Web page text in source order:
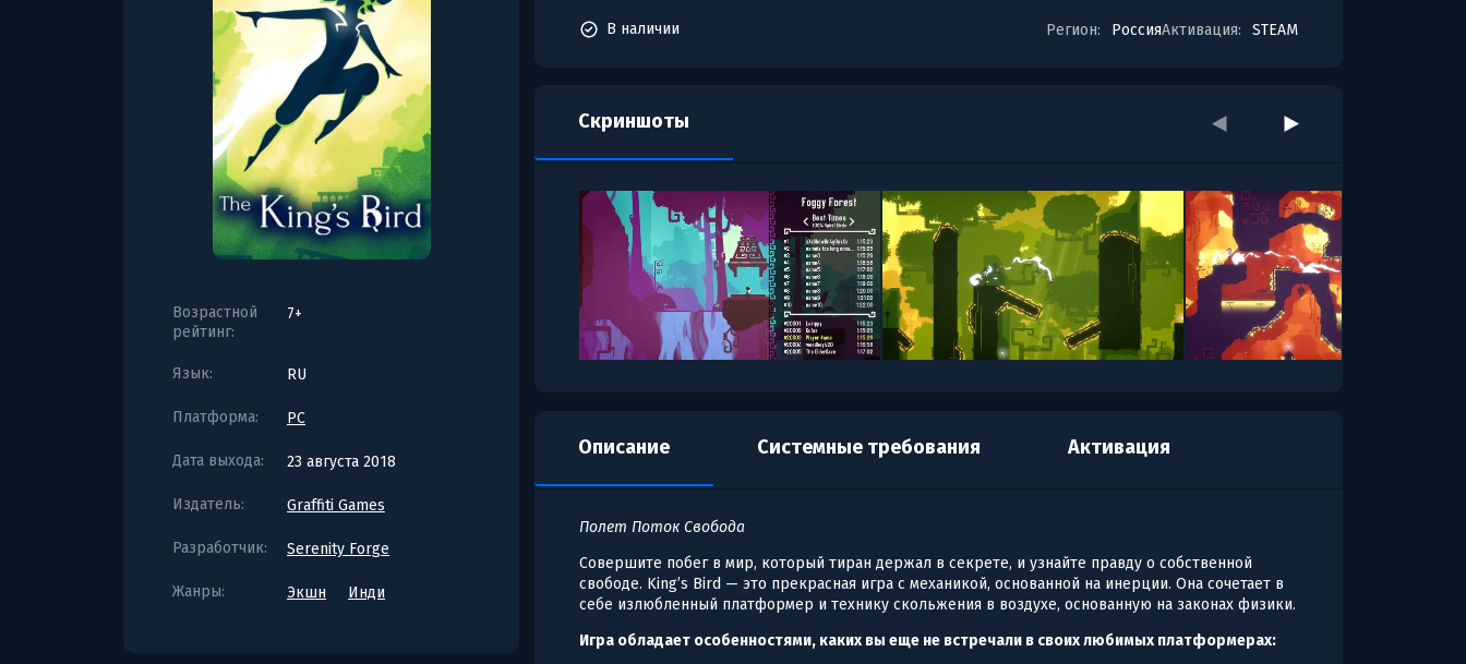
Возрастной
рейтинг:
7+
Язык: RU
Платформа: PC
Дата выхода: 23 августа 2018
Издатель: Graffiti Games
Разработчик: Serenity Forge
Жанры: Экшн Инди
Регион: РоссияАктивация: STEAM
В наличии
Скриншоты
Описание Системные требования Активация
Полет Поток Свобода
Совершите побег в мир, который тиран держал в секрете, и узнайте правду о собственной
свободе. King’s Bird — это прекрасная игра с механикой, основанной на инерции. Она сочетает в
себе излюбленный платформер и технику скольжения в воздухе, основанную на законах физики.
Игра обладает особенностями, каких вы еще не встречали в своих любимых платформерах: